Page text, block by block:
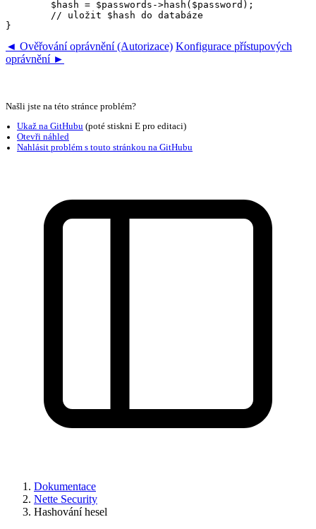
◄ Ověřování oprávnění (Autorizace) Konfigurace přístupových
oprávnění ►
Našli jste na této stránce problém?
Ukaž na GitHubu(poté stiskni E pro editaci)
Dokumentace
Nette Security
Hashování hesel